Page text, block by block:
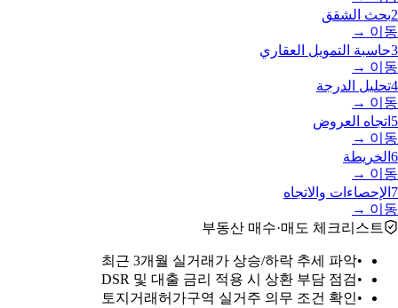
2بحث الشقق
이동 →
3حاسبة التمويل العقاري
이동 →
4تحليل الدرجة
이동 →
5 اتجاه العروض
이동 →
6 الخريطة
이동 →
7 الإحصاءات والاتجاه
이동 →
부동산 매수·매도 체크리스트
•
최근 3개월 실거래가 상승/하락 추세 파악
•
DSR 및 대출 금리 적용 시 상환 부담 점검
•
토지거래허가구역 실거주 의무 조건 확인